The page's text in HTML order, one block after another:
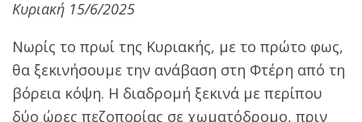
Κυριακή 15/6/2025
Νωρίς το πρωί της Κυριακής, με το πρώτο φως,
θα ξεκινήσουμε την ανάβαση στη Φτέρη από τη
βόρεια κόψη. Η διαδρομή ξεκινά με περίπου
δύο ώρες πεζοπορίας σε χωματόδρομο, πριν